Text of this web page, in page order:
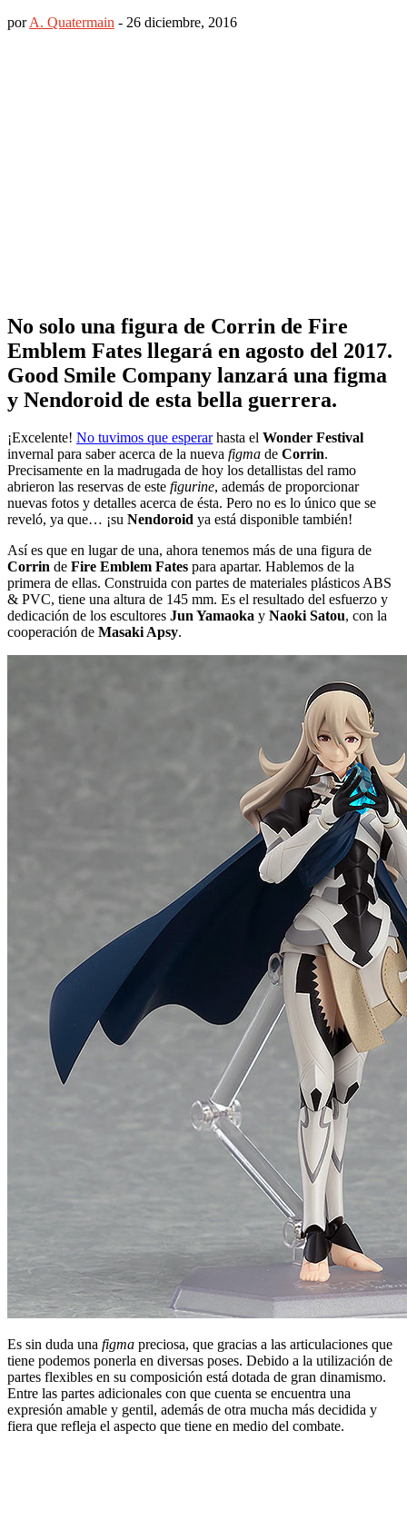
porA. Quatermain - 26 diciembre, 2016
No solo una figura de Corrin de Fire
Emblem Fates llegará en agosto del 2017.
Good Smile Company lanzará una figma
y Nendoroid de esta bella guerrera.
¡Excelente! No tuvimos que esperarhasta el Wonder Festival
invernal para saber acerca de la nueva figma de Corrin.
Precisamente en la madrugada de hoy los detallistas del ramo
abrieron las reservas de este figurine, además de proporcionar
nuevas fotos y detalles acerca de ésta. Pero no es lo único que se
reveló, ya que… ¡su Nendoroid ya está disponible también!
Así es que en lugar de una, ahora tenemos más de una figura de
Corrin de Fire Emblem Fates para apartar. Hablemos de la
primera de ellas. Construida con partes de materiales plásticos ABS
& PVC, tiene una altura de 145 mm. Es el resultado del esfuerzo y
dedicación de los escultores Jun Yamaoka y Naoki Satou, con la
cooperación de Masaki Apsy.
Es sin duda una figma preciosa, que gracias a las articulaciones que
tiene podemos ponerla en diversas poses. Debido a la utilización de
partes flexibles en su composición está dotada de gran dinamismo.
Entre las partes adicionales con que cuenta se encuentra una
expresión amable y gentil, además de otra mucha más decidida y
fiera que refleja el aspecto que tiene en medio del combate.